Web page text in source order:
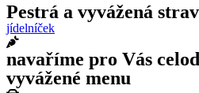
Pestrá a vyvážená
jídelníček
navaříme pro Vás
vyvážené menu